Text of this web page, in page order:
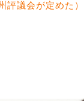
評議会が定めた）